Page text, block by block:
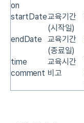
on
startDate교육기간
(시작일)
endDate
교육기간
(종료일)
time 교육시간
comment 비고